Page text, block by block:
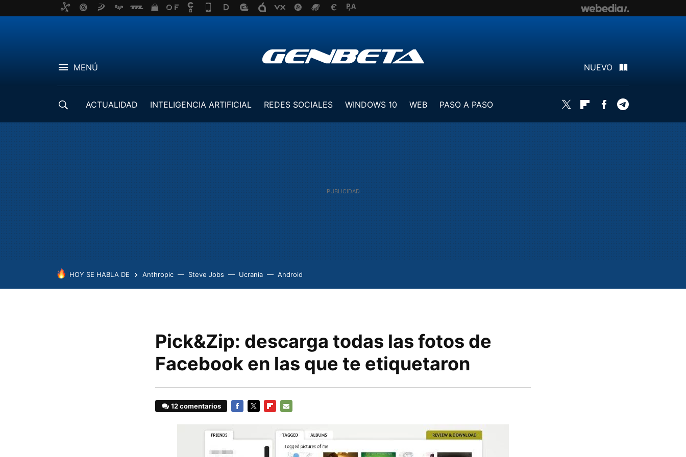
MENÚ NUEVO
ACTUALIDAD INTELIGENCIA ARTIFICIAL REDES SOCIALES WINDOWS 10 WEB
PASO A PASO
Twitter FlipboardFacebook
HOY SE HABLA DE Anthropic Steve Jobs Ucrania Android
Pick&Zip: descarga todas las fotos de
Facebook en las que te etiquetaron
12 comentarios
MAIL